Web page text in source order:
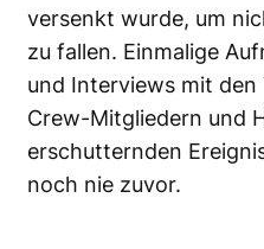
versenkt wurde, um
zu fallen. Einmalige
und Interviews mit den
Crew-Mitgliedern und
erschutternden
noch nie zuvor.